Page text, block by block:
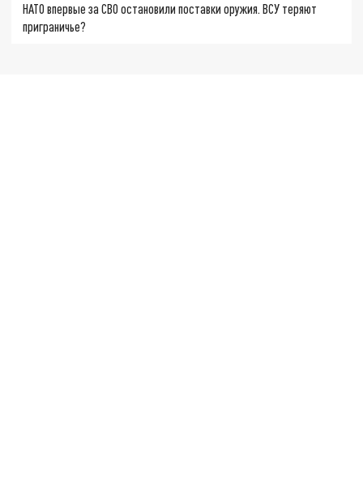
НАТО впервые за СВО остановили поставки оружия. ВСУ теряют
приграничье?